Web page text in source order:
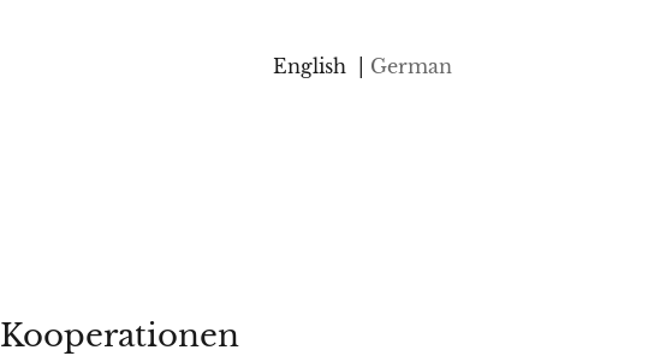
English German
Kooperationen